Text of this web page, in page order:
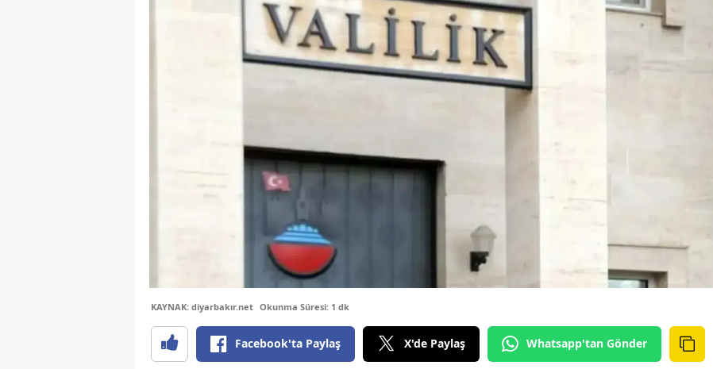
KAYNAK: diyarbakır.net Okunma Süresi: 1 dk
Facebook'ta Paylaş X'de Paylaş Whatsapp'tan Gönder